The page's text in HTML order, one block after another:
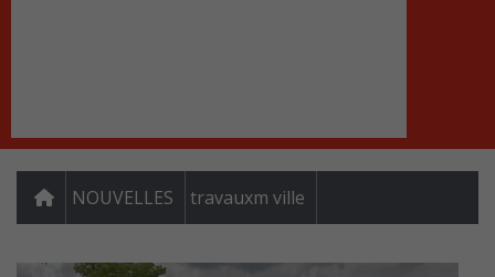
NOUVELLES travauxm ville